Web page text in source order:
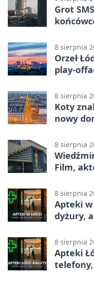
Grot
8 sierpnia
Orzeł
play-
8 sierpnia
Koty
nowy
8 sierpnia
Film,
8 sierpnia
Apteki
dyżury,
8 sierpnia
Apteki